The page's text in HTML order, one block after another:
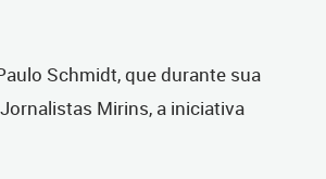
Schmidt, que durante sua
Mirins, a iniciativa